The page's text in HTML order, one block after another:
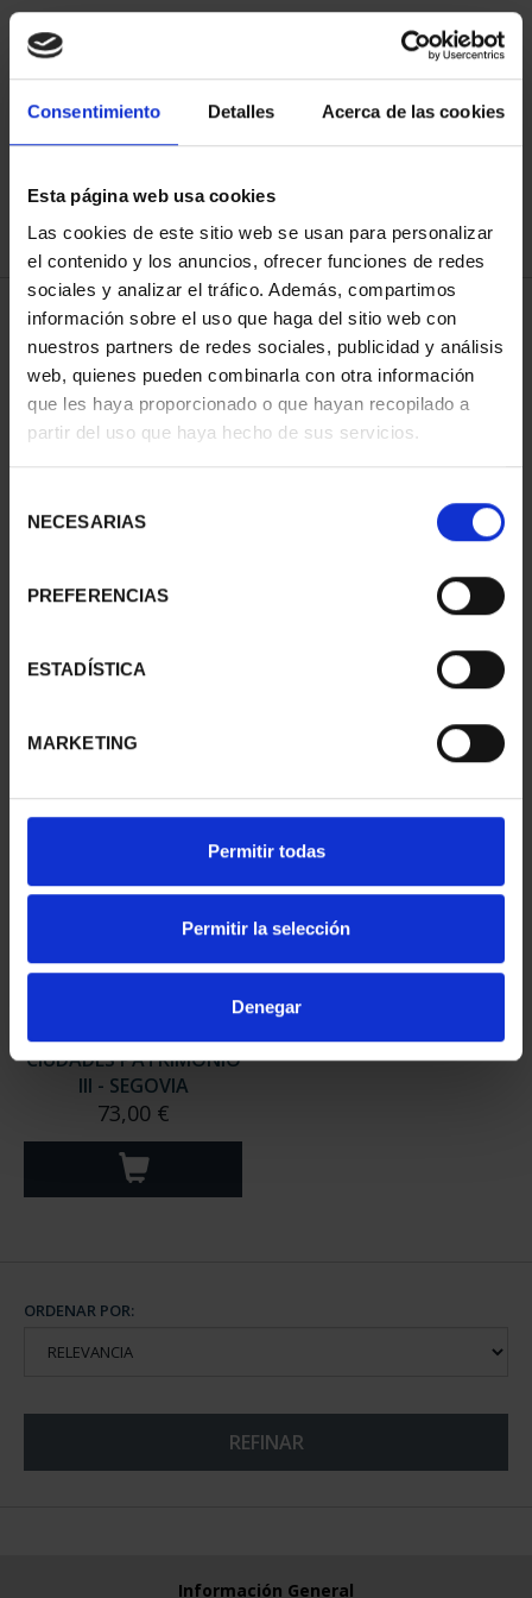
Consentimiento Detalles Acerca de las cookies
Esta página web usa cookies
Las cookies de este sitio web se usan para personalizar
el contenido y los anuncios, ofrecer funciones de redes
sociales y analizar el tráfico. Además, compartimos
información sobre el uso que haga del sitio web con
nuestros partners de redes sociales, publicidad y análisis
web, quienes pueden combinarla con otra información
que les haya proporcionado o que hayan recopilado a
partir del uso que haya hecho de sus servicios.
NECESARIAS
PREFERENCIAS
ESTADÍSTICA
MARKETING
Permitir todas
Permitir la selección
Denegar
ORDENAR POR:
3 Productos encontrados
- ÁVILA
73,00 €
II - SALAMANCA
CIUDADES PATRIMONIO
III - SEGOVIA
73,00 €
ORDENAR POR:
REFINAR
Información General